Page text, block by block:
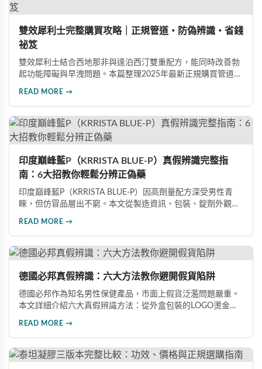
雙效犀利士完整購買攻略｜正規管道・防偽辨識・省錢
祕笈
雙效犀利士結合西地那非與達泊西汀雙重配方，能同時改善勃
起功能障礙與早洩問題。本篇整理2025年最新正規購買管道、
READ MORE →
印度巔峰藍P（KRRISTA BLUE-P）真假辨識完整指
南：6大招教你輕鬆分辨正偽藥
印度巔峰藍P（KRRISTA BLUE-P）因高劑量配方深受男性青
睞，但仿冒品層出不窮。本文從製造資訊、包裝、錠劑外觀、
READ MORE →
德國必邦真假辨識：六大方法教你避開假貨陷阱
德國必邦作為知名男性保健產品，市面上假貨泛濫問題嚴重。
本文詳細介紹六大真假辨識方法：從外盒包裝的LOGO燙金工
產品。
READ MORE →